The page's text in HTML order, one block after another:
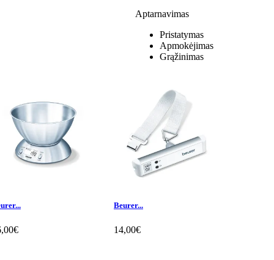
Aptarnavimas
Pristatymas
Apmokėjimas
Grąžinimas
Beurer...
14,00€